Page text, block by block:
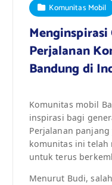
Komunitas Mobil
Perjalanan
Bandung di
Komunitas mobil
inspirasi bagi
Perjalanan
komunitas ini telah
untuk terus
Menurut Budi,